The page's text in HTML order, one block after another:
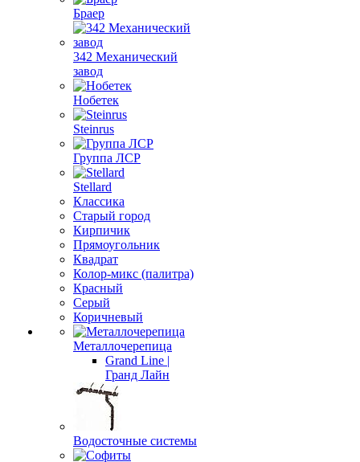
Браер
342 Механический
завод
Нобетек
Steinrus
Группа ЛСР
Stellard
Классика
Старый город
Кирпичик
Прямоугольник
Квадрат
Колор-микс (палитра)
Красный
Серый
Коричневый
Металлочерепица
Grand Line |
Гранд Лайн
Водосточные системы